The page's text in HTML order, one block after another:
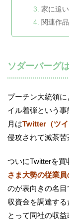
家に追
関連作
ソダーバーグ
プーチン大統領
イル着弾という
月はTwitter（ツイ
侵攻されて滅茶苦
ついにTwitterを買
さま大勢の従業
のが表向きの名
収資金を調達す
とって同社の収益